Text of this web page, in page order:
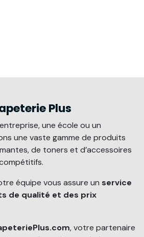
Plus
une école ou un
une vaste gamme de produits
de toners et d’accessoires
équipe vous assure un service
de qualité et des prix
, votre partenaire